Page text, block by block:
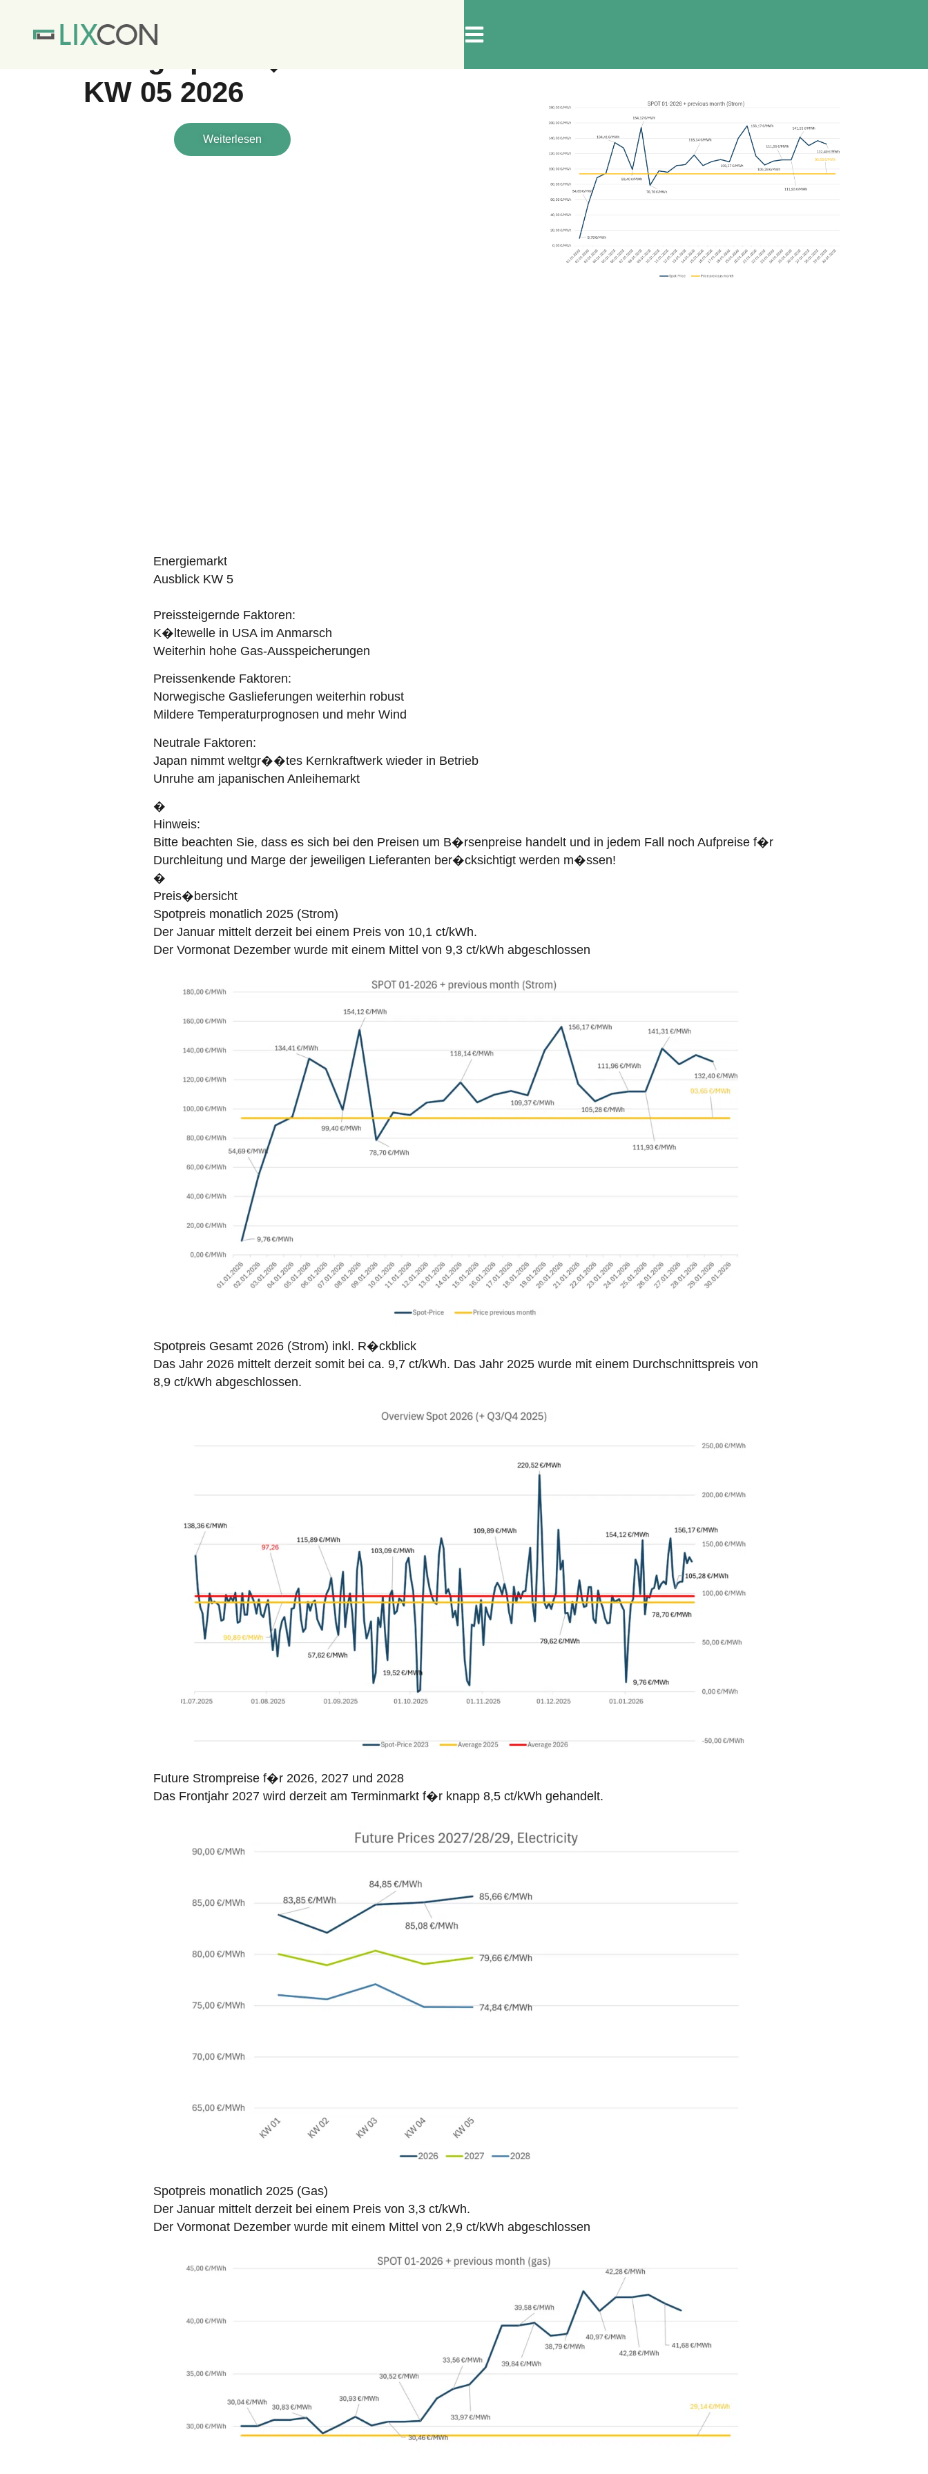
STARTSEITE ARBEITSSICHERHEIT
KW 05 2026
Weiterlesen
Energiemarkt
Ausblick KW 5
Preissteigernde Faktoren:
K�ltewelle in USA im Anmarsch
Weiterhin hohe Gas-Ausspeicherungen
Preissenkende Faktoren:
Norwegische Gaslieferungen weiterhin robust
Mildere Temperaturprognosen und mehr Wind
Neutrale Faktoren:
Japan nimmt weltgr��tes Kernkraftwerk wieder in Betrieb
Unruhe am japanischen Anleihemarkt
�
Hinweis:
Bitte beachten Sie, dass es sich bei den Preisen um B�rsenpreise handelt und in jedem Fall noch Aufpreise f�r
Durchleitung und Marge der jeweiligen Lieferanten ber�cksichtigt werden m�ssen!
�
Preis�bersicht
Spotpreis monatlich 2025 (Strom)
Der Januar mittelt derzeit bei einem Preis von 10,1 ct/kWh.
Der Vormonat Dezember wurde mit einem Mittel von 9,3 ct/kWh abgeschlossen
Spotpreis Gesamt 2026 (Strom) inkl. R�ckblick
Das Jahr 2026 mittelt derzeit somit bei ca. 9,7 ct/kWh. Das Jahr 2025 wurde mit einem Durchschnittspreis von
8,9 ct/kWh abgeschlossen.
Future Strompreise f�r 2026, 2027 und 2028
Das Frontjahr 2027 wird derzeit am Terminmarkt f�r knapp 8,5 ct/kWh gehandelt.
Spotpreis monatlich 2025 (Gas)
Der Januar mittelt derzeit bei einem Preis von 3,3 ct/kWh.
Der Vormonat Dezember wurde mit einem Mittel von 2,9 ct/kWh abgeschlossen